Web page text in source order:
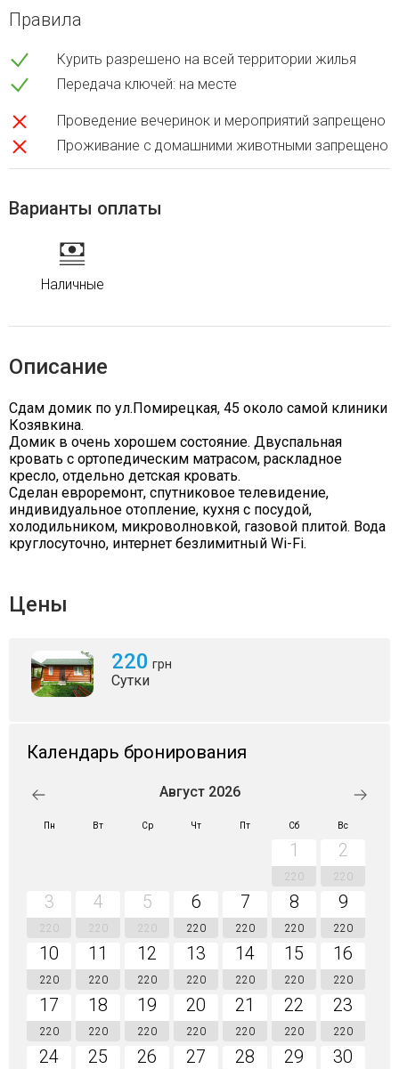
Правила
Курить разрешено на всей территории жилья
Передача ключей: на месте
Проведение вечеринок и мероприятий запрещено
Проживание с домашними животными запрещено
Варианты оплаты
Наличные
Описание
Сдам домик по ул.Помирецкая, 45 около самой клиники
Козявкина.
Домик в очень хорошем состояние. Двуспальная
кровать с ортопедическим матрасом, раскладное
кресло, отдельно детская кровать.
Сделан евроремонт, спутниковое телевидение,
индивидуальное отопление, кухня с посудой,
холодильником, микроволновкой, газовой плитой. Вода
круглосуточно, интернет безлимитный Wi-Fi.
Цены
220 грн
Сутки
Календарь бронирования
Август 2026
Пн Вт Ср Чт Пт Сб Вс
1
220
2
220
3
220
4
220
5
220
6
220
7
220
8
220
9
220
10
220
11
220
12
220
13
220
14
220
15
220
16
220
17
220
18
220
19
220
20
220
21
220
22
220
23
220
24 25 26 27 28 29 30